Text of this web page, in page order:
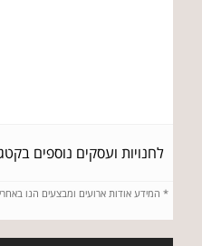
לחנויות ועסקים נוספים
* המידע אודות ארועים ומבצעים הנו